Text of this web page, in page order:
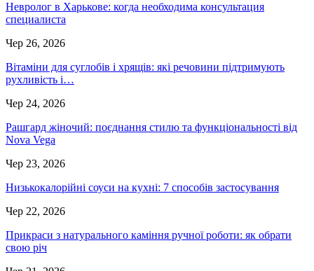
Невролог в Харькове: когда необходима консультация
специалиста
Чер 26, 2026
Вітаміни для суглобів і хрящів: які речовини підтримують
рухливість і…
Чер 24, 2026
Рашгард жіночий: поєднання стилю та функціональності від
Nova Vega
Чер 23, 2026
Низькокалорійні соуси на кухні: 7 способів застосування
Чер 22, 2026
Прикраси з натурального каміння ручної роботи: як обрати
свою річ